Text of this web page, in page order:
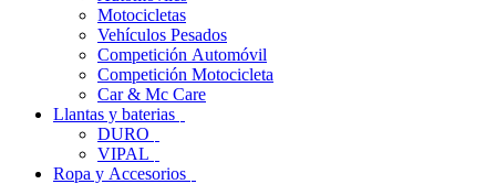
Motocicletas
Vehículos Pesados
Competición Automóvil
Competición Motocicleta
Car & Mc Care
Llantas y baterias
DURO
VIPAL
Ropa y Accesorios